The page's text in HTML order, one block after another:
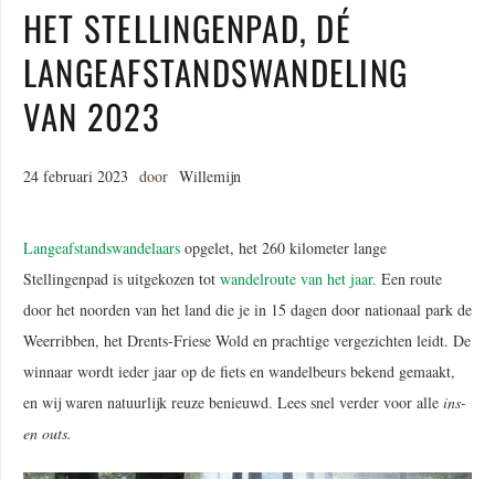
HET STELLINGENPAD, DÉ
LANGEAFSTANDSWANDELING
VAN 2023
24 februari 2023 door Willemijn
Langeafstandswandelaars opgelet, het 260 kilometer lange
Stellingenpad is uitgekozen tot wandelroute van het jaar. Een route
door het noorden van het land die je in 15 dagen door nationaal park de
Weerribben, het Drents-Friese Wold en prachtige vergezichten leidt. De
winnaar wordt ieder jaar op de fiets en wandelbeurs bekend gemaakt,
en wij waren natuurlijk reuze benieuwd. Lees snel verder voor alle ins-
en outs.